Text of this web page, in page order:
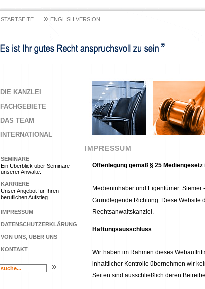
STARTSEITE » ENGLISH VERSION
IMPRESSUM
Offenlegung gemäß § 25
Medieninhaber und Eigentümer: Siemer
Grundlegende Richtung: Diese Website
Rechtsanwaltskanzlei.
Haftungsausschluss
Wir haben im Rahmen dieses
inhaltlicher Kontrolle übernehmen wir
Seiten sind ausschließlich deren
DIE KANZLEI
FACHGEBIETE
DAS TEAM
INTERNATIONAL
SEMINARE
Ein Überblick über Seminare
unserer Anwälte.
KARRIERE
Unser Angebot für Ihren
beruflichen Aufstieg.
IMPRESSUM
DATENSCHUTZERKLÄRUNG
VON UNS, ÜBER UNS
KONTAKT